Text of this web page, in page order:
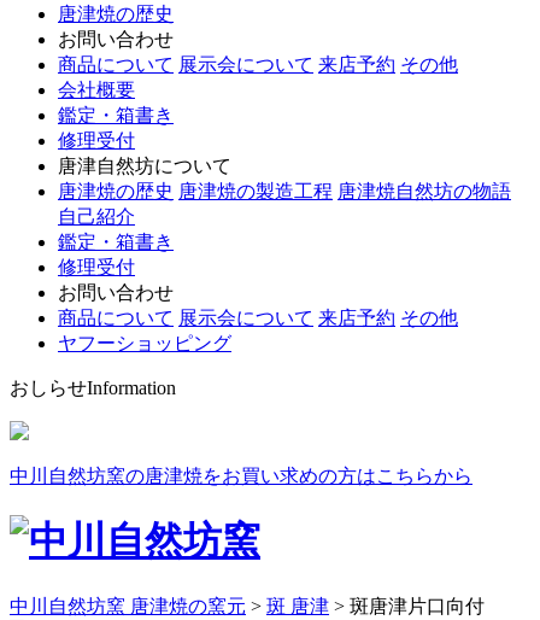
唐津焼の歴史
お問い合わせ
商品について 展示会について 来店予約 その他
会社概要
鑑定・箱書き
修理受付
唐津自然坊について
唐津焼の歴史 唐津焼の製造工程 唐津焼自然坊の物語
自己紹介
鑑定・箱書き
修理受付
お問い合わせ
商品について 展示会について 来店予約 その他
ヤフーショッピング
おしらせInformation
中川自然坊窯の唐津焼をお買い求めの方はこちらから
中川自然坊窯 唐津焼の窯元 > 斑 唐津 > 斑唐津片口向付